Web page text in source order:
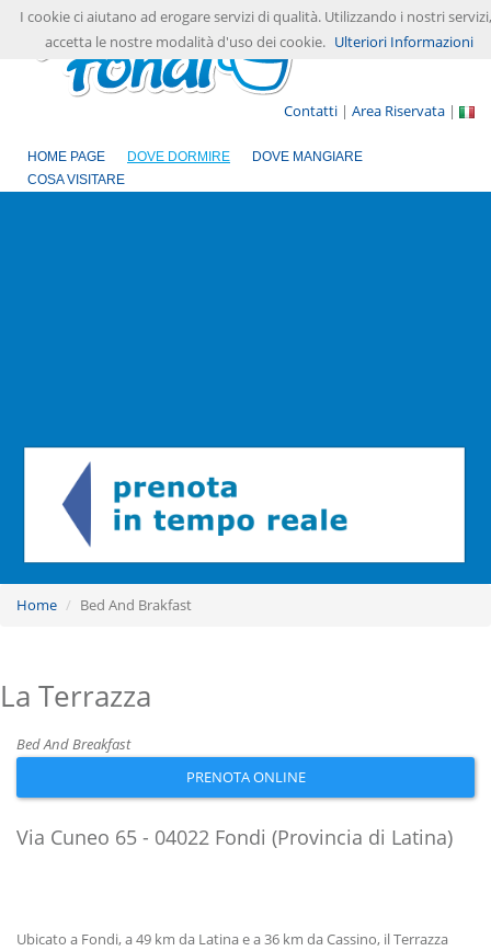
Contatti | Area Riservata |
HOME PAGE DOVE DORMIRE
DOVE MANGIARE
COSA VISITARE
Home Bed And Brakfast
La Terrazza
Bed And Breakfast
PRENOTA ONLINE
Via Cuneo 65 - 04022 Fondi (Provincia di Latina)
Ubicato a Fondi, a 49 km da Latina e a 36 km da Cassino, il Terrazza
I cookie ci aiutano ad erogare servizi di qualità. Utilizzando i nostri
accetta le nostre modalità d'uso dei cookie. Ulteriori Informazioni